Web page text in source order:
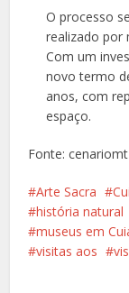
O processo
realizado por
Com um
novo termo
anos, com
espaço.
Fonte: cenariomt
Arte Sacra
história natural
museus em
visitas aos